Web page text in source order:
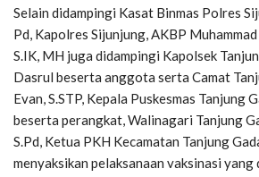
Selain didampingi Kasat Binmas Polres
Pd, Kapolres Sijunjung, AKBP
S.IK, MH juga didampingi Kapolsek
Dasrul beserta anggota serta Camat
Evan, S.STP, Kepala Puskesmas Tanjung
beserta perangkat, Walinagari Tanjung
S.Pd, Ketua PKH Kecamatan Tanjung
menyaksikan pelaksanaan vaksinasi yang